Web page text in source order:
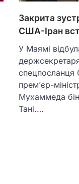
Закрита
США-Іран
У Маямі
спецпосланця
прем’єр-
Мухаммеда
Тані.…